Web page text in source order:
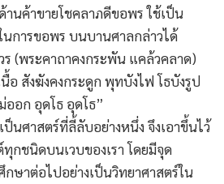
นค้าขายโชคลาภดีขอพร ใช้เป็น
การขอพร บนบานศาลกล่าวได้
ร (พระคาถาคงกระพัน แคล้วคลาด)
อ สังฆังคงกระดูก พุทบังไฟ โธบังรูป
อก อุดโธ อุดโธ”
ป็นศาสตร์ที่ลี้ลับอย่างหนึ่ง จึงเอาขึ้นไว้
กชนิดบนเวบของเรา โดยมีจุด
กษาต่อไปอย่างเป็นวิทยาศาสตร์ใน